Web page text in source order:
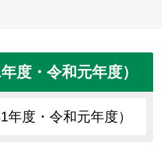
度・令和元年度）
年度・令和元年度）